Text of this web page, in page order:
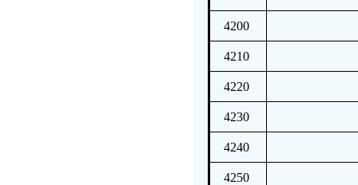
4200
4210
4220
4230
4240
4250